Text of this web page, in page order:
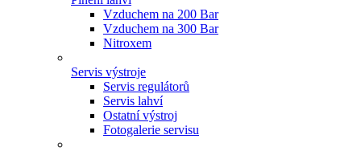
Vzduchem na 200 Bar
Vzduchem na 300 Bar
Nitroxem
Servis výstroje
Servis regulátorů
Servis lahví
Ostatní výstroj
Fotogalerie servisu